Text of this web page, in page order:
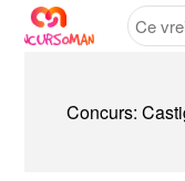
Concurs: